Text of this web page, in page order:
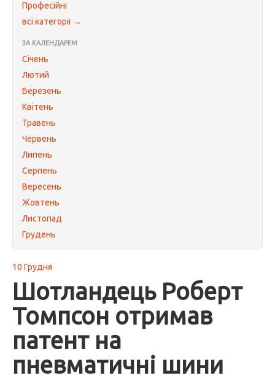
Професійні
всі категорії →
ЗА КАЛЕНДАРЕМ
Січень
Лютий
Березень
Квітень
Травень
Червень
Липень
Серпень
Вересень
Жовтень
Листопад
Грудень
10 Грудня
Шотландець Роберт
Томпсон отримав
патент на
пневматичні шини